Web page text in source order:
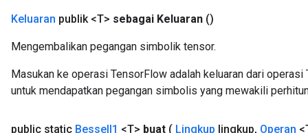
Keluaran publik <T> sebagai Keluaran ()
Mengembalikan pegangan simbolik tensor.
Masukan ke operasi TensorFlow adalah keluaran dari
untuk mendapatkan pegangan simbolis yang mewakili
public static BesselI1 <T> buat ( Lingkup lingkup, Operan